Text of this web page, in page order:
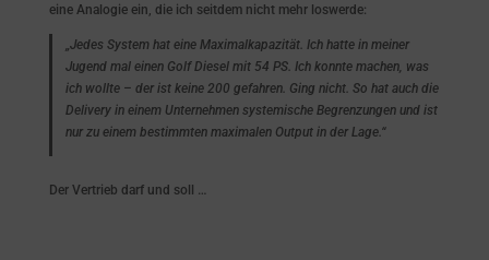
eine Analogie ein, die ich seitdem nicht mehr loswerde:
„Jedes System hat eine Maximalkapazität. Ich hatte in meiner
Jugend mal einen Golf Diesel mit 54 PS. Ich konnte machen, was
ich wollte – der ist keine 200 gefahren. Ging nicht. So hat auch die
Delivery in einem Unternehmen systemische Begrenzungen und ist
nur zu einem bestimmten maximalen Output in der Lage.“
Der Vertrieb darf und soll …